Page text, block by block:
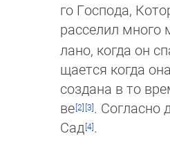
го Гос­пода,
расселил много
ла­но, когда он
щается когда
соз­дана в то
ве
. Согласно
Сад .